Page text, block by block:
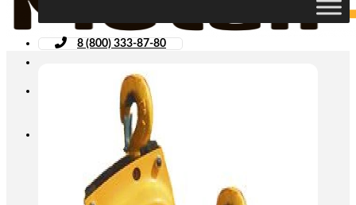
8 (800) 333-87-80